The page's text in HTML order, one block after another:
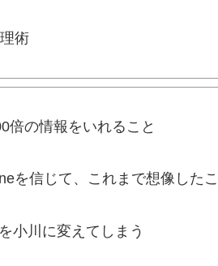
術
倍の情報をいれること
を信じて、これまで想像した
小川に変えてしまう